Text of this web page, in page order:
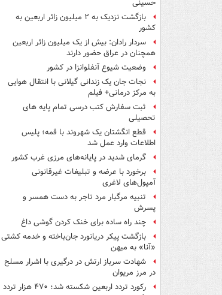
حسینی
بازگشت نزدیک به ۲ میلیون زائر اربعین به
کشور
سردار رادان: بیش از یک میلیون زائر اربعین
همچنان در عراق حضور دارند
وضعیت شیوع آنفلوانزا در کشور
نجات جان یک زندانی گیلانی با انتقال هوایی
به مرکز درمانی+ فیلم
ثبت سفارش کتب درسی تمام پایه های
تحصیلی
قطع انگشتان یک شهروند با قمه؛ پلیس
اطلاعات وارد عمل شد
گرمای شدید در پایانه‌های مرزی غرب کشور
برخورد با عرضه و تبلیغات غیرقانونی
آمپول‌های لاغری
تنبیه مرگبار مرد تاجر به دست همسر و
پسرش
چند راه‌ ساده برای خنک کردن گوشی داغ
بازگشت پیکر دریانورد جان‌باخته و خدمه کشتی
«آنا» به میهن
شهادت سرباز ارتش در درگیری با اشرار مسلح
در مرز مریوان
رکورد تردد اربعین شکسته شد؛ ۴۷۰ هزار تردد